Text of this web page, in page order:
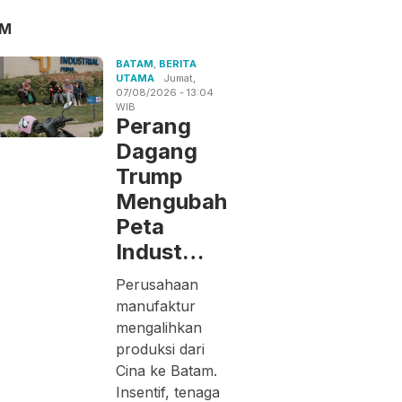
BATAM BERITA
UTAMA
Jumat,
07/08/2026 - 13:04
WIB
Perang
Dagang
Trump
Mengubah
Peta
Indust…
Perusahaan
manufaktur
mengalihkan
produksi dari
Cina ke Batam.
Insentif, tenaga